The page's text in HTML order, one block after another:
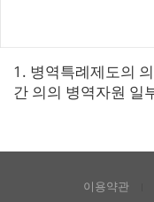
1. 병역특례제도의
간 의의 병역자원 일
이용약관